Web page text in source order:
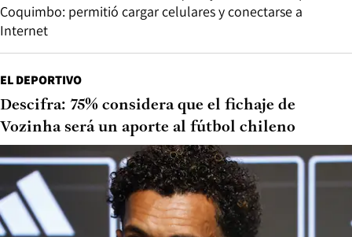
Coquimbo: permitió cargar celulares y conectarse a
Internet
EL DEPORTIVO
Descifra: 75% considera que el fichaje de
Vozinha será un aporte al fútbol chileno